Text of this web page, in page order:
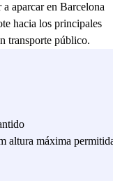
aparcar en Barcelona
hacia los principales
transporte público.
para aparcar cerca
la certeza de que
estancia, ya que el
vigilado. Visita
Mercat La Florida,
altura máxima